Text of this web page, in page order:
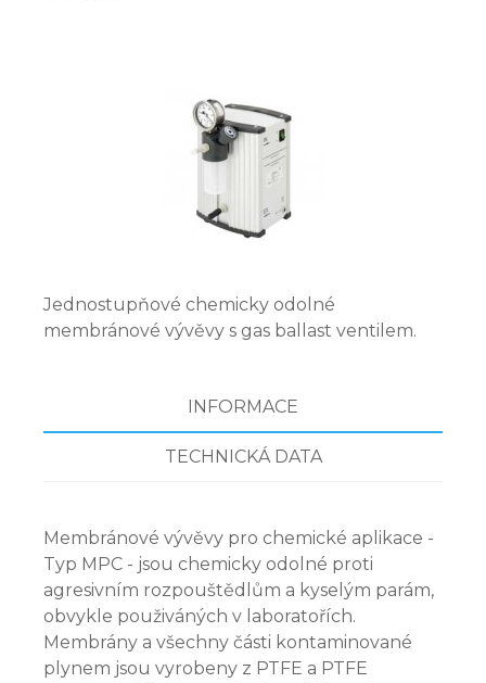
Jednostupňové chemicky odolné
membránové vývěvy s gas ballast ventilem.
INFORMACE
TECHNICKÁ DATA
Membránové vývěvy pro chemické aplikace -
Typ MPC - jsou chemicky odolné proti
agresivním rozpouštědlům a kyselým parám,
obvykle použiváných v laboratořích.
Membrány a všechny části kontaminované
plynem jsou vyrobeny z PTFE a PTFE